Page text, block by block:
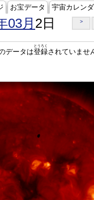
お宝データ 宇宙カレン
03月 2日 >
データは登録
とうろく
されていませ